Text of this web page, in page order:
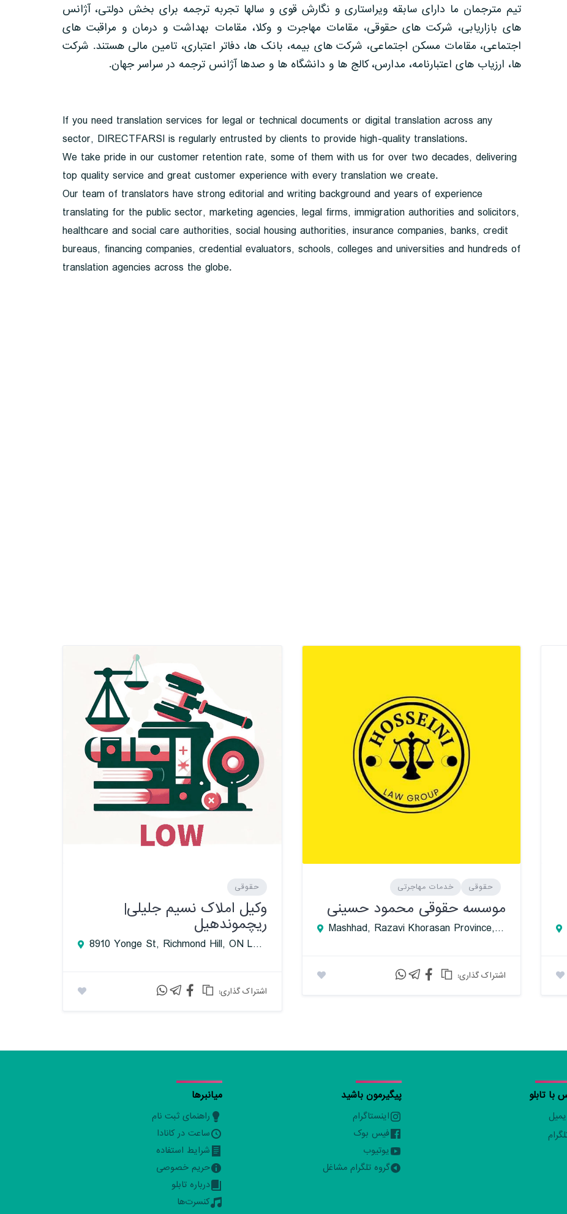
تیم مترجمان ما دارای سابقه ویراستاری و نگارش قوی و سالها تجربه ترجمه برای بخش دولتی، آژانس
های بازاریابی، شرکت های حقوقی، مقامات مهاجرت و وکلا، مقامات بهداشت و درمان و مراقبت های
اجتماعی، مقامات مسکن اجتماعی، شرکت های بیمه، بانک ها، دفاتر اعتباری، تامین مالی هستند. شرکت
ها، ارزیاب های اعتبارنامه، مدارس، کالج ها و دانشگاه ها و صدها آژانس ترجمه در سراسر جهان.
If you need translation services for legal or technical documents or digital translation across any
sector, DIRECTFARSI is regularly entrusted by clients to provide high-quality translations.
We take pride in our customer retention rate, some of them with us for over two decades, delivering
top quality service and great customer experience with every translation we create.
Our team of translators have strong editorial and writing background and years of experience
translating for the public sector, marketing agencies, legal firms, immigration authorities and solicitors,
healthcare and social care authorities, social housing authorities, insurance companies, banks, credit
bureaus, financing companies, credential evaluators, schools, colleges and universities and hundreds of
translation agencies across the globe.
حقوقی
وکیل املاک نسیم جلیلی|
ریچموندهیل
8910 Yonge St, Richmond Hill, ON L4C 0L7, Canada
:اشتراک گذاری
حقوقی خدمات مهاجرتی
موسسه حقوقی محمود حسینی
Mashhad, Razavi Khorasan Province, Iran
:اشتراک گذاری
میانبرها
راهنمای ثبت نام
ساعت در کانادا
شرایط استفاده
حریم خصوصی
درباره تابلو
کنسرت‌ها
پیگیرمون باشید
اینستاگرام
فیس بوک
یوتیوب
گروه تلگرام مشاغل
با تابلو